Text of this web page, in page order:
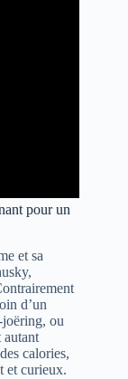
pour un
et sa
d’un
joëring, ou
autant
calories,
et curieux.